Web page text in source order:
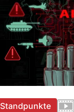
Standpunkte